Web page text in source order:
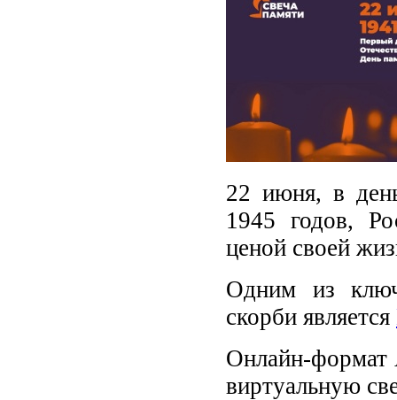
22 июня, в
1945 годов,
ценой своей
Одним из
скорби является
Онлайн-формат
виртуальную